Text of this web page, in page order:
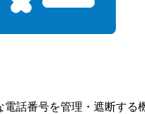
電話番号を管理・遮断する